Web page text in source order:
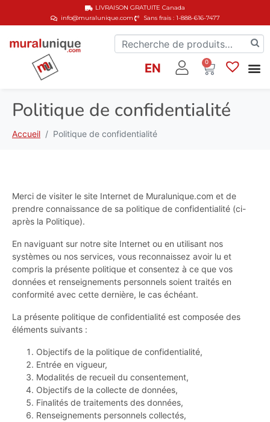
info@muralunique.com Sans frais : 1-888-616-7477
LIVRAISON GRATUITECanada
EN 0
Politique de confidentialité
Accueil Politique de confidentialité
Merci de visiter le site Internet de Muralunique.com et de
prendre connaissance de sa politique de confidentialité (ci-
après la Politique).
En naviguant sur notre site Internet ou en utilisant nos
systèmes ou nos services, vous reconnaissez avoir lu et
compris la présente politique et consentez à ce que vos
données et renseignements personnels soient traités en
conformité avec cette dernière, le cas échéant.
La présente politique de confidentialité est composée des
éléments suivants :
Objectifs de la politique de confidentialité,
Entrée en vigueur,
Modalités de recueil du consentement,
Objectifs de la collecte de données,
Finalités de traitements des données,
Renseignements personnels collectés,